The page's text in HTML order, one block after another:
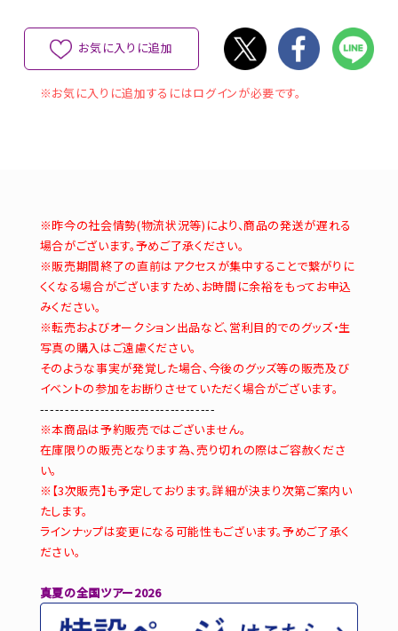
お気に入りに追加
※お気に入りに追加するにはログインが必要です。
※昨今の社会情勢(物流状況等)により、商品の発送が遅れる
場合がございます。予めご了承ください。
※販売期間終了の直前はアクセスが集中することで繋がりに
くくなる場合がございますため、お時間に余裕をもってお申込
みください。
※転売およびオークション出品など、営利目的でのグッズ・生
写真の購入はご遠慮ください。
そのような事実が発覚した場合、今後のグッズ等の販売及び
イベントの参加をお断りさせていただく場合がございます。
-----------------------------------
※本商品は予約販売ではございません。
在庫限りの販売となります為、売り切れの際はご容赦くださ
い。
※【3次販売】も予定しております。詳細が決まり次第ご案内い
たします。
ラインナップは変更になる可能性もございます。予めご了承く
ださい。
真夏の全国ツアー2026